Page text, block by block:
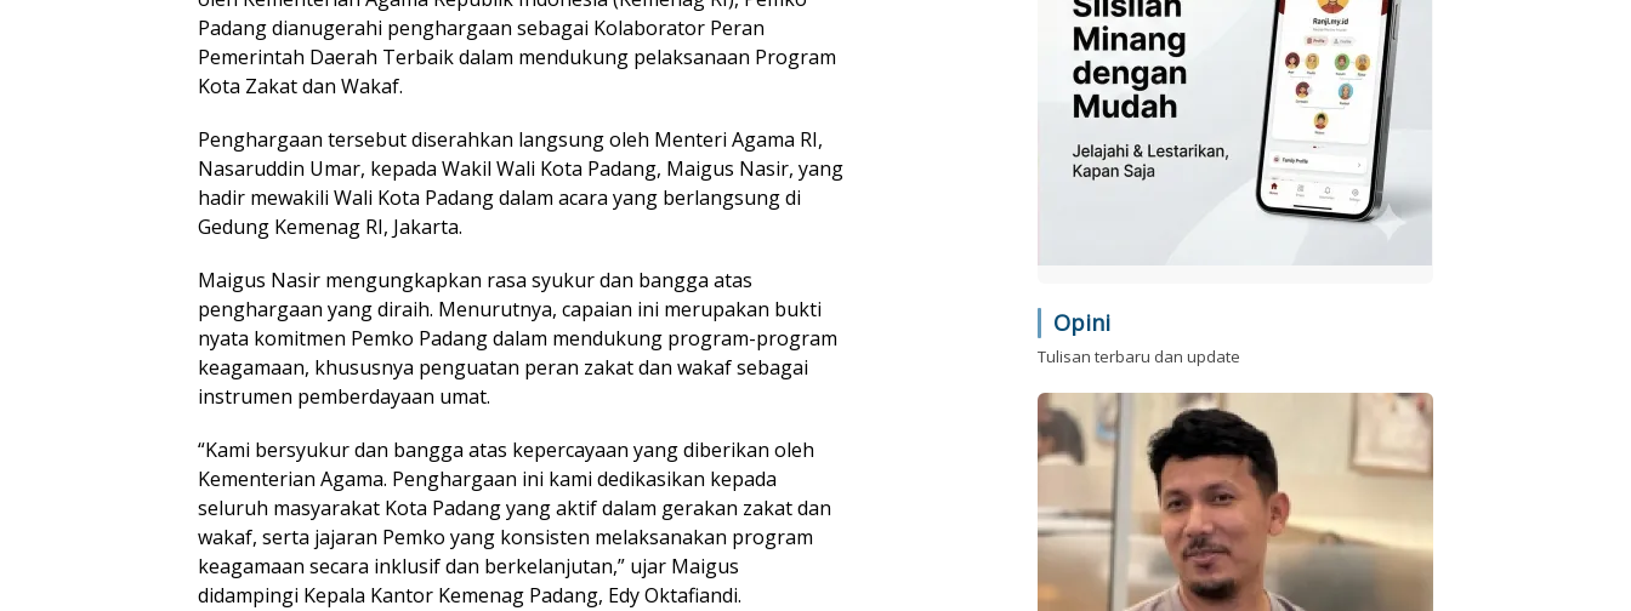
Padang dianugerahi penghargaan sebagai Kolaborator Peran
Pemerintah Daerah Terbaik dalam mendukung pelaksanaan Program
Kota Zakat dan Wakaf.
Penghargaan tersebut diserahkan langsung oleh Menteri Agama RI,
Nasaruddin Umar, kepada Wakil Wali Kota Padang, Maigus Nasir, yang
hadir mewakili Wali Kota Padang dalam acara yang berlangsung di
Gedung Kemenag RI, Jakarta.
Maigus Nasir mengungkapkan rasa syukur dan bangga atas
penghargaan yang diraih. Menurutnya, capaian ini merupakan bukti
nyata komitmen Pemko Padang dalam mendukung program-program
keagamaan, khususnya penguatan peran zakat dan wakaf sebagai
instrumen pemberdayaan umat.
“Kami bersyukur dan bangga atas kepercayaan yang diberikan oleh
Kementerian Agama. Penghargaan ini kami dedikasikan kepada
seluruh masyarakat Kota Padang yang aktif dalam gerakan zakat dan
wakaf, serta jajaran Pemko yang konsisten melaksanakan program
keagamaan secara inklusif dan berkelanjutan,” ujar Maigus
didampingi Kepala Kantor Kemenag Padang, Edy Oktafiandi.
Opini
Tulisan terbaru dan update